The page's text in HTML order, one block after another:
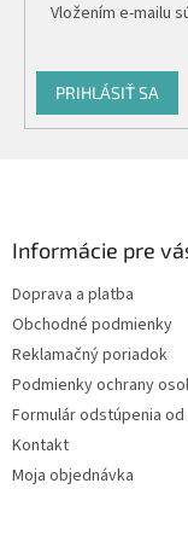
Vložením e-mailu
PRIHLÁSIŤ SA
Informácie pre
Doprava a platba
Obchodné podmienky
Reklamačný poriadok
Podmienky ochrany
Formulár odstúpenia
Kontakt
Moja objednávka